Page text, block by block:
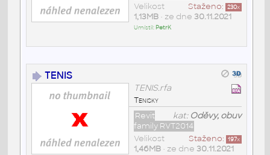
Staženo: 230x
Velikost
1,13MB• ze dne 30.11.2021
Umístil: PetrK
TENIS
TENIS.rfa
Tenisky
kat: Oděvy, obuv
Revit
family RVT2014
Staženo: 197x
Velikost
1,46MB• ze dne 30.11.2021